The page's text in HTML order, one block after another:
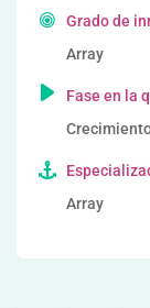
Grado de
Array
Fase en la
Array